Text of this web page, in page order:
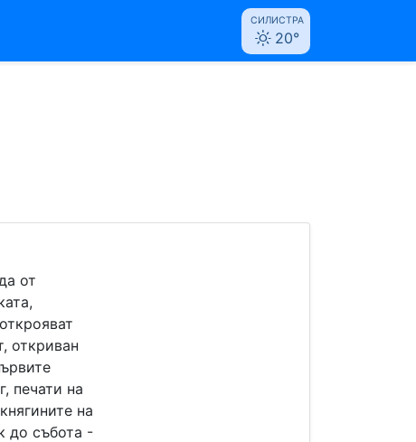
СИЛИСТРА
20°
от
откриван
печати на
на
до събота -